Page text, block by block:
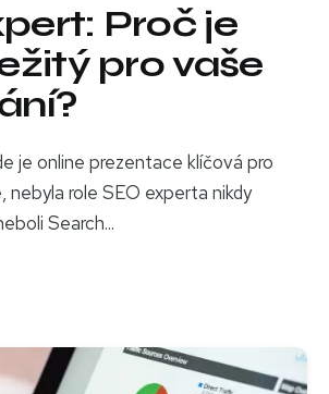
Proč je
pro vaše
je online prezentace klíčová pro
nebyla role SEO experta nikdy
Search...